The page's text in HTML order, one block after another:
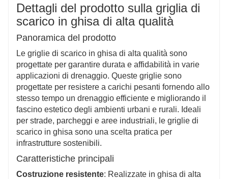
essere personalizzati per soddisfare le diverse
esigenze richiedendo una manutenzione minima,
risparmiando sui costi di manutenzione a lungo
termine.
Appello ecologico ed estetico
Realizzate in ghisa riciclabile, queste griglie
supportano la sostenibilità offrendo allo stesso tempo
design eleganti che valorizzano i paesaggi urbani.
Dettagli del prodotto sulla griglia di
scarico in ghisa di alta qualità
Panoramica del prodotto
Le griglie di scarico in ghisa di alta qualità sono
progettate per garantire durata e affidabilità in varie
applicazioni di drenaggio. Queste griglie sono
progettate per resistere a carichi pesanti fornendo allo
stesso tempo un drenaggio efficiente e migliorando il
fascino estetico degli ambienti urbani e rurali. Ideali
per strade, parcheggi e aree industriali, le griglie di
scarico in ghisa sono una scelta pratica per
infrastrutture sostenibili.
Caratteristiche principali
Costruzione resistente: Realizzate in ghisa di alta